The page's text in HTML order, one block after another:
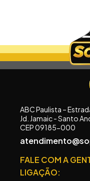
ABC Paulista –
Jd. Jamaic - Santo
CEP 09185-000
FALE COM A
LIGAÇÃO: